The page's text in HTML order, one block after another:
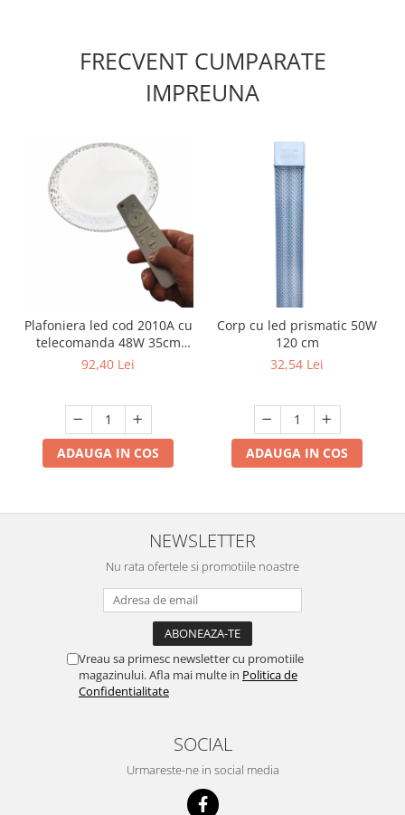
FRECVENT CUMPARATE
IMPREUNA
Plafoniera led cod 2010A cu
telecomanda 48W 35cm
dimabila 3 temperaturi de
92,40 Lei
ADAUGA IN COS
Corp cu led prismatic 50W
120 cm
32,54 Lei
ADAUGA IN COS
NEWSLETTER
Nu rata ofertele si promotiile noastre
Vreau sa primesc newsletter cu promotiile
magazinului. Afla mai multe in Politica de
Confidentialitate
SOCIAL
Urmareste-ne in social media